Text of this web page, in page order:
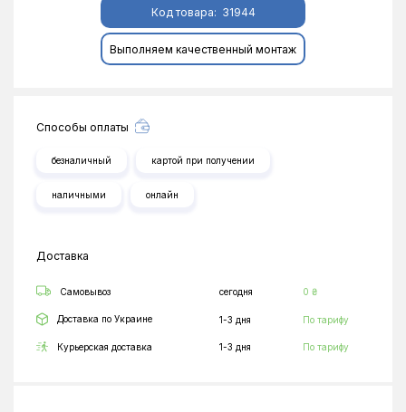
Код товара: 31944
Выполняем качественный монтаж
Способы оплаты
безналичный картой при получении
наличными онлайн
Доставка
Самовывоз сегодня 0 ₴
Доставка по Украине 1-3 дня По тарифу
Курьерская доставка 1-3 дня По тарифу